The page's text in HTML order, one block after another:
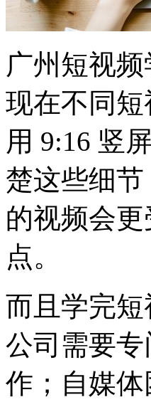
广州短视
现在不同
用 9:16 竖
楚这些细
的视频会
点。
而且学完
公司需要
作；自媒